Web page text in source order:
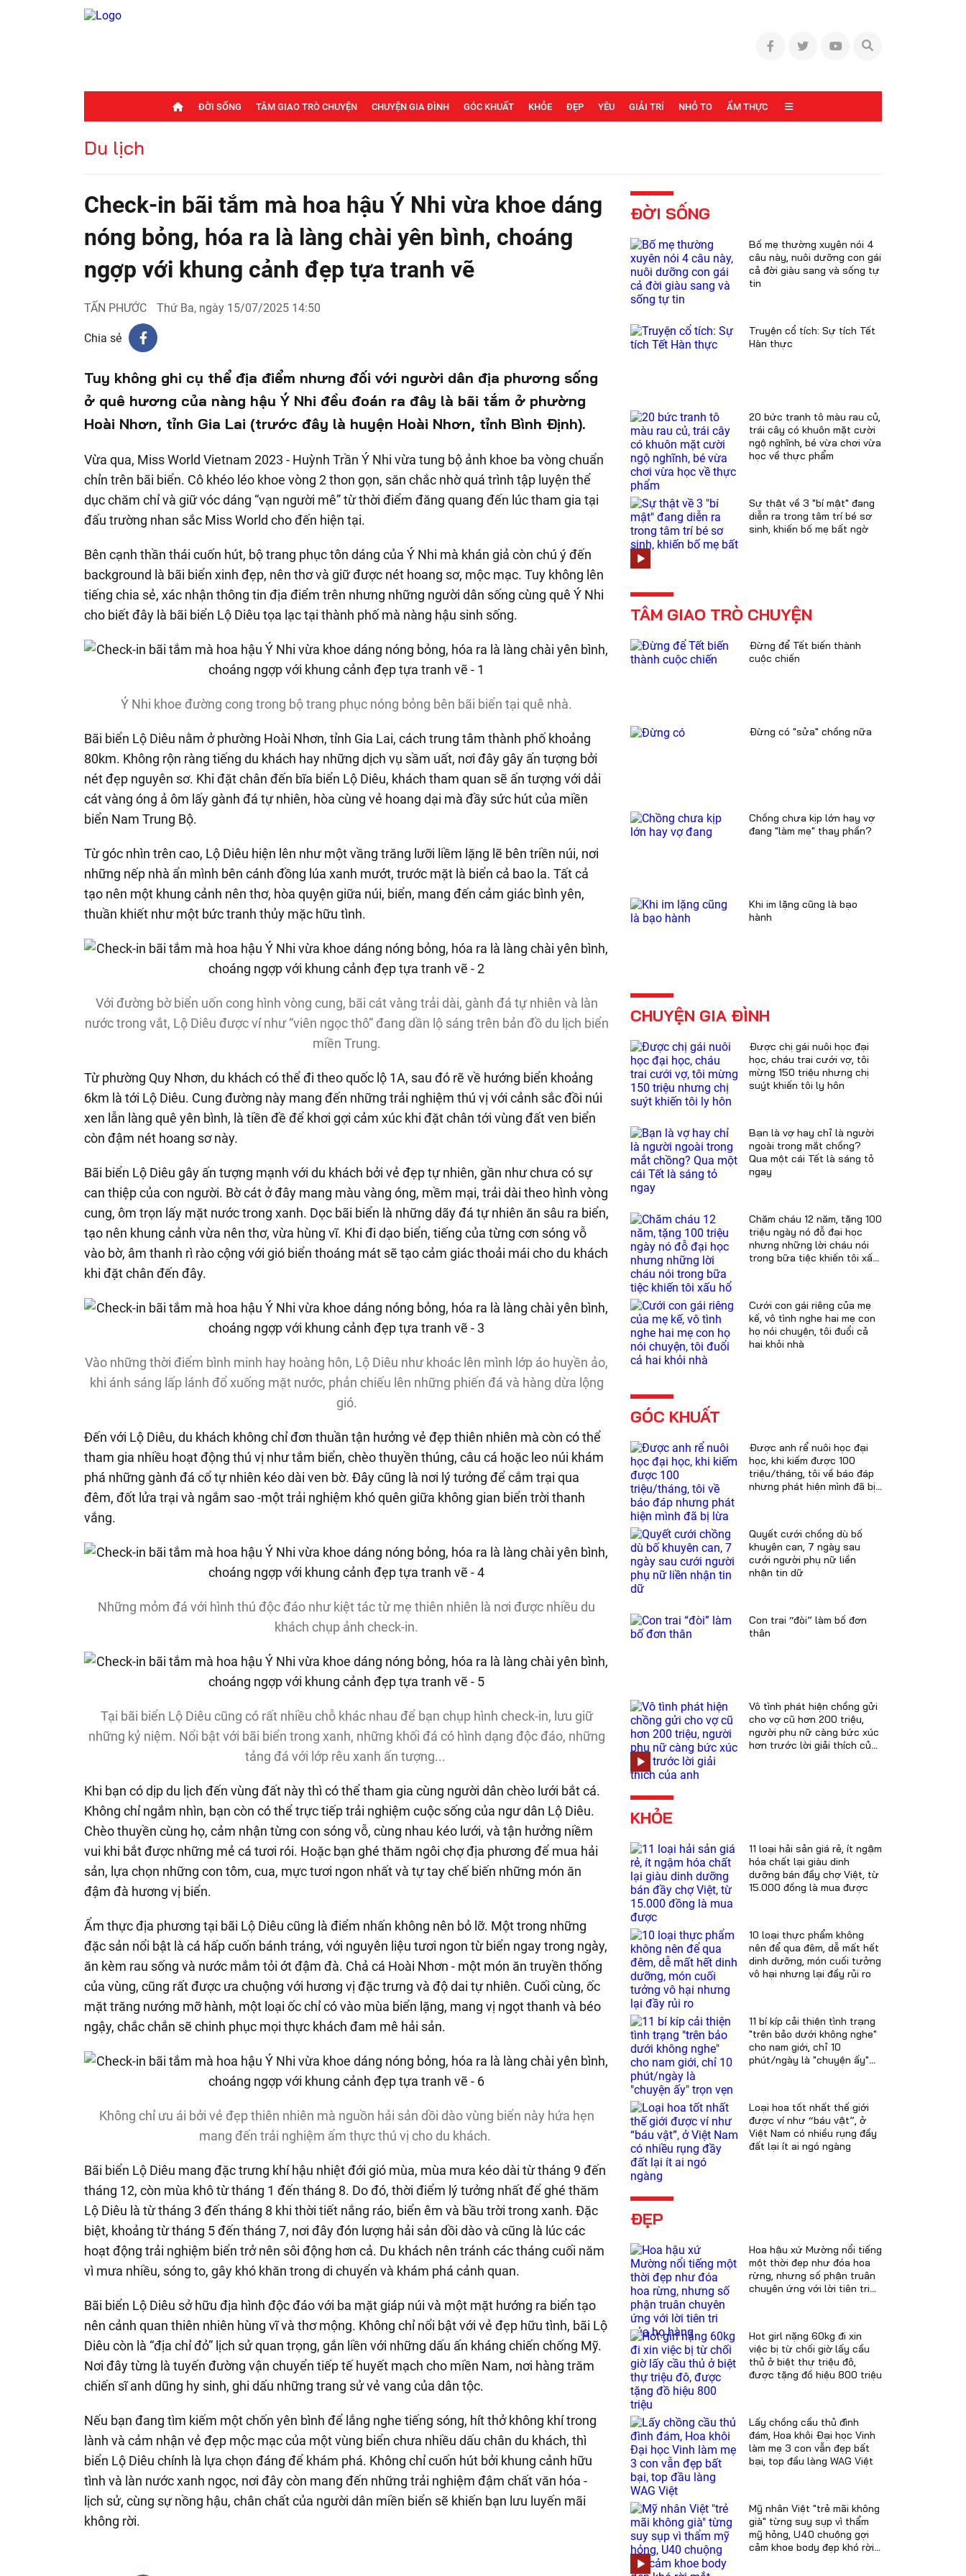
ĐỜI SỐNG TÂM GIAO TRÒ CHUYỆN CHUYỆN GIA ĐÌNH GÓC KHUẤT KHỎE ĐẸP YÊU GIẢI TRÍ NHỎ TO ẨM THỰC
Du lịch
Check-in bãi tắm mà hoa hậu Ý Nhi vừa khoe dáng
nóng bỏng, hóa ra là làng chài yên bình, choáng
ngợp với khung cảnh đẹp tựa tranh vẽ
TẤN PHƯỚC Thứ Ba, ngày 15/07/2025 14:50
Chia sẻ
Tuy không ghi cụ thể địa điểm nhưng đối với người dân địa phương sống
ở quê hương của nàng hậu Ý Nhi đều đoán ra đây là bãi tắm ở phường
Hoài Nhơn, tỉnh Gia Lai (trước đây là huyện Hoài Nhơn, tỉnh Bình Định).
Vừa qua, Miss World Vietnam 2023 - Huỳnh Trần Ý Nhi vừa tung bộ ảnh khoe ba vòng chuẩn
chỉn trên bãi biển. Cô khéo léo khoe vòng 2 thon gọn, săn chắc nhờ quá trình tập luyện thể
dục chăm chỉ và giữ vóc dáng “vạn người mê” từ thời điểm đăng quang đến lúc tham gia tại
đấu trường nhan sắc Miss World cho đến hiện tại.
Bên cạnh thần thái cuốn hút, bộ trang phục tôn dáng của Ý Nhi mà khán giả còn chú ý đến
background là bãi biển xinh đẹp, nên thơ và giữ được nét hoang sơ, mộc mạc. Tuy không lên
tiếng chia sẻ, xác nhận thông tin địa điểm trên nhưng những người dân sống cùng quê Ý Nhi
cho biết đây là bãi biển Lộ Diêu tọa lạc tại thành phố mà nàng hậu sinh sống.
Ý Nhi khoe đường cong trong bộ trang phục nóng bỏng bên bãi biển tại quê nhà.
Bãi biển Lộ Diêu nằm ở phường Hoài Nhơn, tỉnh Gia Lai, cách trung tâm thành phố khoảng
80km. Không rộn ràng tiếng du khách hay những dịch vụ sầm uất, nơi đây gây ấn tượng bởi
nét đẹp nguyên sơ. Khi đặt chân đến bĩa biển Lộ Diêu, khách tham quan sẽ ấn tượng với dải
cát vàng óng ả ôm lấy gành đá tự nhiên, hòa cùng vẻ hoang dại mà đầy sức hút của miền
biển Nam Trung Bộ.
Từ góc nhìn trên cao, Lộ Diêu hiện lên như một vầng trăng lưỡi liềm lặng lẽ bên triền núi, nơi
những nếp nhà ẩn mình bên cánh đồng lúa xanh mướt, trước mặt là biển cả bao la. Tất cả
tạo nên một khung cảnh nên thơ, hòa quyện giữa núi, biển, mang đến cảm giác bình yên,
thuần khiết như một bức tranh thủy mặc hữu tình.
Với đường bờ biển uốn cong hình vòng cung, bãi cát vàng trải dài, gành đá tự nhiên và làn
nước trong vắt, Lộ Diêu được ví như “viên ngọc thô” đang dần lộ sáng trên bản đồ du lịch biển
miền Trung.
Từ phường Quy Nhơn, du khách có thể đi theo quốc lộ 1A, sau đó rẽ về hướng biển khoảng
6km là tới Lộ Diêu. Cung đường này mang đến những trải nghiệm thú vị với cảnh sắc đồi núi
xen lẫn làng quê yên bình, là tiền đề để khơi gợi cảm xúc khi đặt chân tới vùng đất ven biển
còn đậm nét hoang sơ này.
Bãi biển Lộ Diêu gây ấn tượng mạnh với du khách bởi vẻ đẹp tự nhiên, gần như chưa có sự
can thiệp của con người. Bờ cát ở đây mang màu vàng óng, mềm mại, trải dài theo hình vòng
cung, ôm trọn lấy mặt nước trong xanh. Dọc bãi biển là những dãy đá tự nhiên ăn sâu ra biển,
tạo nên khung cảnh vừa nên thơ, vừa hùng vĩ. Khi đi dạo biển, tiếng của từng cơn sóng vỗ
vào bờ, âm thanh rì rào cộng với gió biển thoáng mát sẽ tạo cảm giác thoải mái cho du khách
khi đặt chân đến đây.
Vào những thời điểm bình minh hay hoàng hôn, Lộ Diêu như khoác lên mình lớp áo huyền ảo,
khi ánh sáng lấp lánh đổ xuống mặt nước, phản chiếu lên những phiến đá và hàng dừa lộng
gió.
Đến với Lộ Diêu, du khách không chỉ đơn thuần tận hưởng vẻ đẹp thiên nhiên mà còn có thể
tham gia nhiều hoạt động thú vị như tắm biển, chèo thuyền thúng, câu cá hoặc leo núi khám
phá những gành đá cổ tự nhiên kéo dài ven bờ. Đây cũng là nơi lý tưởng để cắm trại qua
đêm, đốt lửa trại và ngắm sao -một trải nghiệm khó quên giữa không gian biển trời thanh
vắng.
Những mỏm đá với hình thú độc đáo như kiệt tác từ mẹ thiên nhiên là nơi được nhiều du
khách chụp ảnh check-in.
Tại bãi biển Lộ Diêu cũng có rất nhiều chỗ khác nhau để bạn chụp hình check-in, lưu giữ
những kỷ niệm. Nổi bật với bãi biển trong xanh, những khối đá có hình dạng độc đáo, những
tảng đá với lớp rêu xanh ấn tượng...
Khi bạn có dịp du lịch đến vùng đất này thì có thể tham gia cùng người dân chèo lưới bắt cá.
Không chỉ ngắm nhìn, bạn còn có thể trực tiếp trải nghiệm cuộc sống của ngư dân Lộ Diêu.
Chèo thuyền cùng họ, cảm nhận từng con sóng vỗ, cùng nhau kéo lưới, và tận hưởng niềm
vui khi bắt được những mẻ cá tươi rói. Hoặc bạn ghé thăm ngôi chợ địa phương để mua hải
sản, lựa chọn những con tôm, cua, mực tươi ngon nhất và tự tay chế biến những món ăn
đậm đà hương vị biển.
Ẩm thực địa phương tại bãi Lộ Diêu cũng là điểm nhấn không nên bỏ lỡ. Một trong những
đặc sản nổi bật là cá hấp cuốn bánh tráng, với nguyên liệu tươi ngon từ biển ngay trong ngày,
ăn kèm rau sống và nước mắm tỏi ớt đậm đà. Chả cá Hoài Nhơn - một món ăn truyền thống
của vùng, cũng rất được ưa chuộng với hương vị đặc trưng và độ dai tự nhiên. Cuối cùng, ốc
mặt trăng nướng mỡ hành, một loại ốc chỉ có vào mùa biển lặng, mang vị ngọt thanh và béo
ngậy, chắc chắn sẽ chinh phục mọi thực khách đam mê hải sản.
Không chỉ ưu ái bởi vẻ đẹp thiên nhiên mà nguồn hải sản dồi dào vùng biển này hứa hẹn
mang đến trải nghiệm ẩm thực thú vị cho du khách.
Bãi biển Lộ Diêu mang đặc trưng khí hậu nhiệt đới gió mùa, mùa mưa kéo dài từ tháng 9 đến
tháng 12, còn mùa khô từ tháng 1 đến tháng 8. Do đó, thời điểm lý tưởng nhất để ghé thăm
Lộ Diêu là từ tháng 3 đến tháng 8 khi thời tiết nắng ráo, biển êm và bầu trời trong xanh. Đặc
biệt, khoảng từ tháng 5 đến tháng 7, nơi đây đón lượng hải sản dồi dào và cũng là lúc các
hoạt động trải nghiệm biển trở nên sôi động hơn cả. Du khách nên tránh các tháng cuối năm
vì mưa nhiều, sóng to, gây khó khăn trong di chuyển và khám phá cảnh quan.
Bãi biển Lộ Diêu sở hữu địa hình độc đáo với ba mặt giáp núi và một mặt hướng ra biển tạo
nên cảnh quan thiên nhiên hùng vĩ và thơ mộng. Không chỉ nổi bật với vẻ đẹp hữu tình, bãi Lộ
Diêu còn là “địa chỉ đỏ” lịch sử quan trọng, gắn liền với những dấu ấn kháng chiến chống Mỹ.
Nơi đây từng là tuyến đường vận chuyển tiếp tế huyết mạch cho miền Nam, nơi hàng trăm
chiến sĩ anh dũng hy sinh, ghi dấu những trang sử vẻ vang của dân tộc.
Nếu bạn đang tìm kiếm một chốn yên bình để lắng nghe tiếng sóng, hít thở không khí trong
lành và cảm nhận vẻ đẹp mộc mạc của một vùng biển chưa nhiều dấu chân du khách, thì
biển Lộ Diêu chính là lựa chọn đáng để khám phá. Không chỉ cuốn hút bởi khung cảnh hữu
tình và làn nước xanh ngọc, nơi đây còn mang đến những trải nghiệm đậm chất văn hóa -
lịch sử, cùng sự nồng hậu, chân chất của người dân miền biển sẽ khiến bạn lưu luyến mãi
không rời.
ĐỜI SỐNG
Bố mẹ thường xuyên nói 4
câu này, nuôi dưỡng con gái
cả đời giàu sang và sống tự
tin
Truyện cổ tích: Sự tích Tết
Hàn thực
20 bức tranh tô màu rau củ,
trái cây có khuôn mặt cười
ngộ nghĩnh, bé vừa chơi vừa
học về thực phẩm
Sự thật về 3 "bí mật" đang
diễn ra trong tâm trí bé sơ
sinh, khiến bố mẹ bất ngờ
TÂM GIAO TRÒ CHUYỆN
Đừng để Tết biến thành
cuộc chiến
Đừng có "sửa" chồng nữa
Chồng chưa kịp lớn hay vợ
đang "làm mẹ" thay phần?
Khi im lặng cũng là bạo
hành
CHUYỆN GIA ĐÌNH
Được chị gái nuôi học đại
học, cháu trai cưới vợ, tôi
mừng 150 triệu nhưng chị
suýt khiến tôi ly hôn
Bạn là vợ hay chỉ là người
ngoài trong mắt chồng?
Qua một cái Tết là sáng tỏ
ngay
Chăm cháu 12 năm, tặng 100
triệu ngày nó đỗ đại học
nhưng những lời cháu nói
trong bữa tiệc khiến tôi xấu
Cưới con gái riêng của mẹ
kế, vô tình nghe hai mẹ con
họ nói chuyện, tôi đuổi cả
hai khỏi nhà
GÓC KHUẤT
Được anh rể nuôi học đại
học, khi kiếm được 100
triệu/tháng, tôi về báo đáp
nhưng phát hiện mình đã bị
Quyết cưới chồng dù bố
khuyên can, 7 ngày sau
cưới người phụ nữ liền
nhận tin dữ
Con trai “đòi” làm bố đơn
thân
Vô tình phát hiện chồng gửi
cho vợ cũ hơn 200 triệu,
người phụ nữ càng bức xúc
hơn trước lời giải thích của
KHỎE
11 loại hải sản giá rẻ, ít ngậm
hóa chất lại giàu dinh
dưỡng bán đầy chợ Việt, từ
15.000 đồng là mua được
10 loại thực phẩm không
nên để qua đêm, dễ mất hết
dinh dưỡng, món cuối tưởng
vô hại nhưng lại đầy rủi ro
11 bí kíp cải thiện tình trạng
"trên bảo dưới không nghe"
cho nam giới, chỉ 10
phút/ngày là "chuyện ấy"
Loại hoa tốt nhất thế giới
được ví như “báu vật”, ở
Việt Nam có nhiều rụng đầy
đất lại ít ai ngó ngàng
ĐẸP
Hoa hậu xứ Mường nổi tiếng
một thời đẹp như đóa hoa
rừng, nhưng số phận truân
chuyên ứng với lời tiên tri
Hot girl nặng 60kg đi xin
việc bị từ chối giờ lấy cầu
thủ ở biệt thự triệu đô,
được tặng đồ hiệu 800 triệu
Lấy chồng cầu thủ đình
đám, Hoa khôi Đại học Vinh
làm mẹ 3 con vẫn đẹp bất
bại, top đầu làng WAG Việt
Mỹ nhân Việt "trẻ mãi không
già" từng suy sụp vì thẩm
mỹ hỏng, U40 chuộng gợi
cảm khoe body đẹp khó rời